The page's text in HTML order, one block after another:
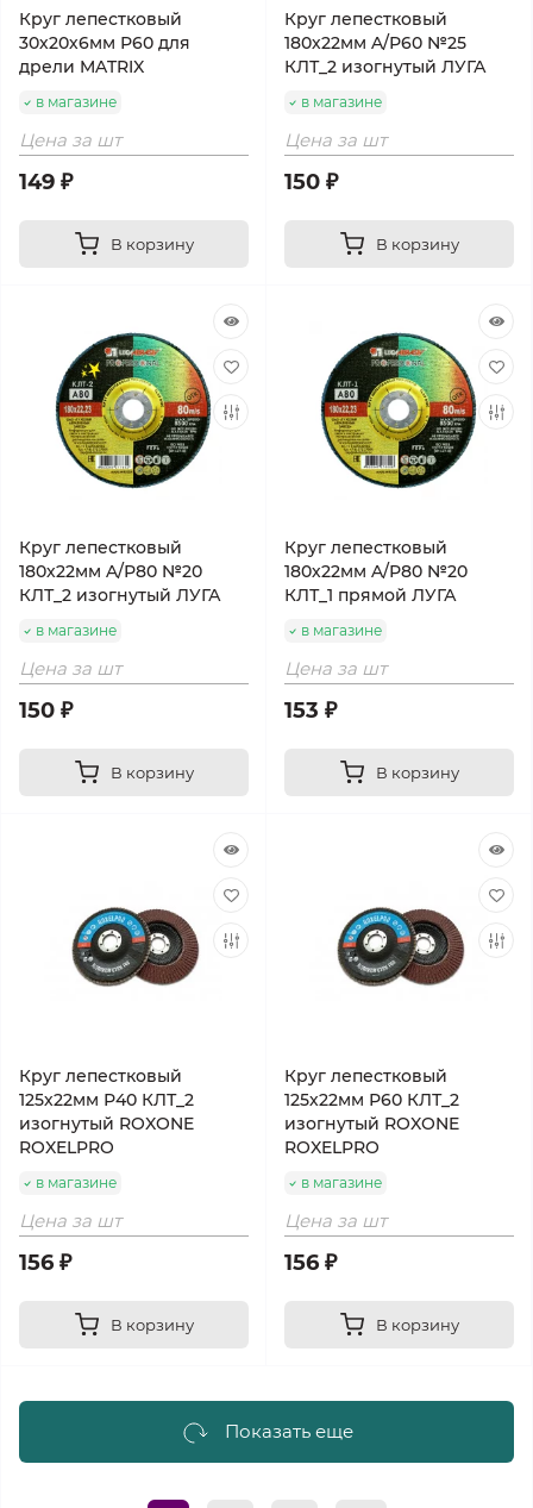
Круг лепестковый
30х20х6мм Р60 для
дрели MATRIX
в магазине
Цена за шт
149 ₽
В корзину
Круг лепестковый
180х22мм A/Р60 №25
КЛТ_2 изогнутый ЛУГА
в магазине
Цена за шт
150 ₽
В корзину
Круг лепестковый
180х22мм A/Р80 №20
КЛТ_2 изогнутый ЛУГА
в магазине
Цена за шт
150 ₽
В корзину
Круг лепестковый
180х22мм A/Р80 №20
КЛТ_1 прямой ЛУГА
в магазине
Цена за шт
153 ₽
В корзину
Круг лепестковый
125х22мм Р40 КЛТ_2
изогнутый ROXONE
ROXELPRO
в магазине
Цена за шт
156 ₽
В корзину
Круг лепестковый
125х22мм Р60 КЛТ_2
изогнутый ROXONE
ROXELPRO
в магазине
Цена за шт
156 ₽
В корзину
Показать еще